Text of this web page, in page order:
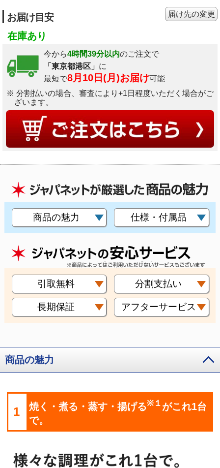
お届け目安
在庫あり
今から4時間39分以内のご注文で
「東京都港区」 に
最短で8月10日(月)お届け可能
※ 分割払いの場合、審査により+1日程度いただく場合がご
ざいます。
届け先の変更
商品の魅力 仕様・付属品
引取無料 分割支払い
長期保証 アフターサービス
商品の魅力
1 焼く・煮る・蒸す・揚げる※１ がこれ1台
で。